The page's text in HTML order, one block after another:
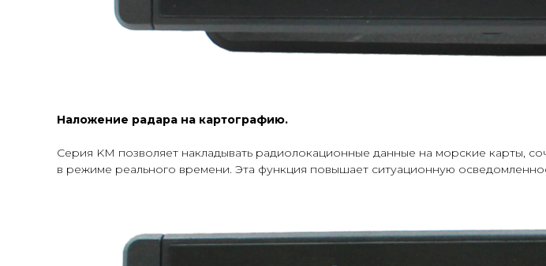
Наложение радара на картографию.
Серия KM позволяет накладывать радиолокационные данные на морские карты,
в режиме реального времени. Эта функция повышает ситуационную